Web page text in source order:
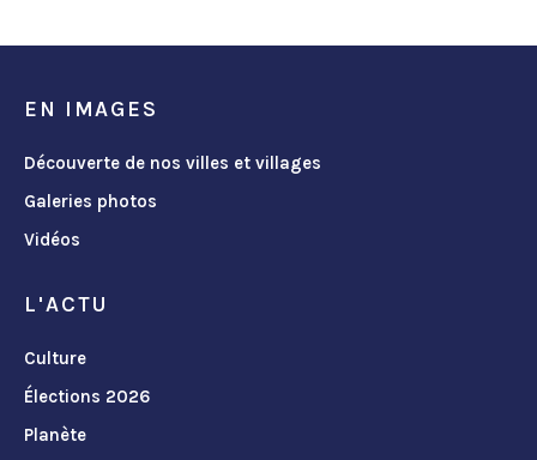
EN IMAGES
Découverte de nos villes et villages
Galeries photos
Vidéos
L'ACTU
Culture
Élections 2026
Planète